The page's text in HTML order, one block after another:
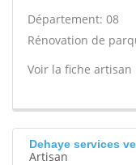
Département: 08
Rénovation de
Voir la fiche artisan
Dehaye services
Artisan